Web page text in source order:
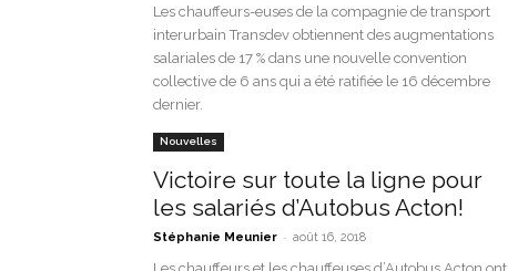
Les chauffeurs-euses de la compagnie de transport
interurbain Transdev obtiennent des augmentations
salariales de 17 % dans une nouvelle convention
collective de 6 ans qui a été ratifiée le 16 décembre
dernier.
Nouvelles
Victoire sur toute la ligne pour
les salariés d’Autobus Acton!
Stéphanie Meunier - août 16, 2018